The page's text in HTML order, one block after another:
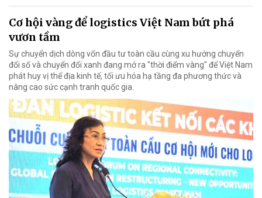
Cơ hội vàng để logistics Việt Nam bứt phá
vươn tầm
Sự chuyển dịch dòng vốn đầu tư toàn cầu cùng xu hướng chuyển
đổi số và chuyển đổi xanh đang mở ra "thời điểm vàng" để Việt Nam
phát huy vị thế địa kinh tế, tối ưu hóa hạ tầng đa phương thức và
nâng cao sức cạnh tranh quốc gia.